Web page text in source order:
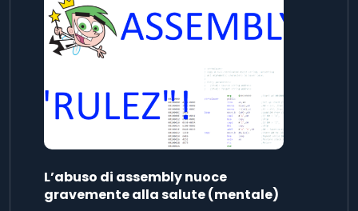
L’abuso di assembly nuoce
gravemente alla salute (mentale)